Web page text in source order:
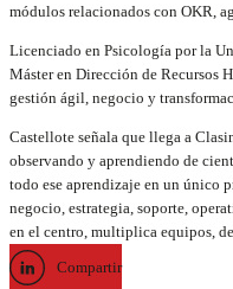
módulos relacionados con OKR,
Licenciado en Psicología por la
Máster en Dirección de Recursos
gestión ágil, negocio y
Castellote señala que llega a
observando y aprendiendo de
todo ese aprendizaje en un único
negocio, estrategia, soporte,
en el centro, multiplica equipos,
Compartir